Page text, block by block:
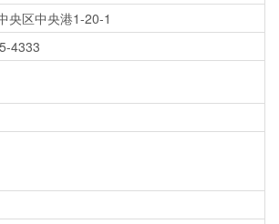
央区中央港1-20-1
4333